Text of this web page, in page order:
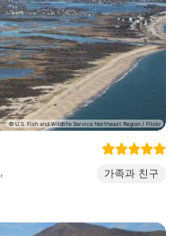
,
가족과 친구